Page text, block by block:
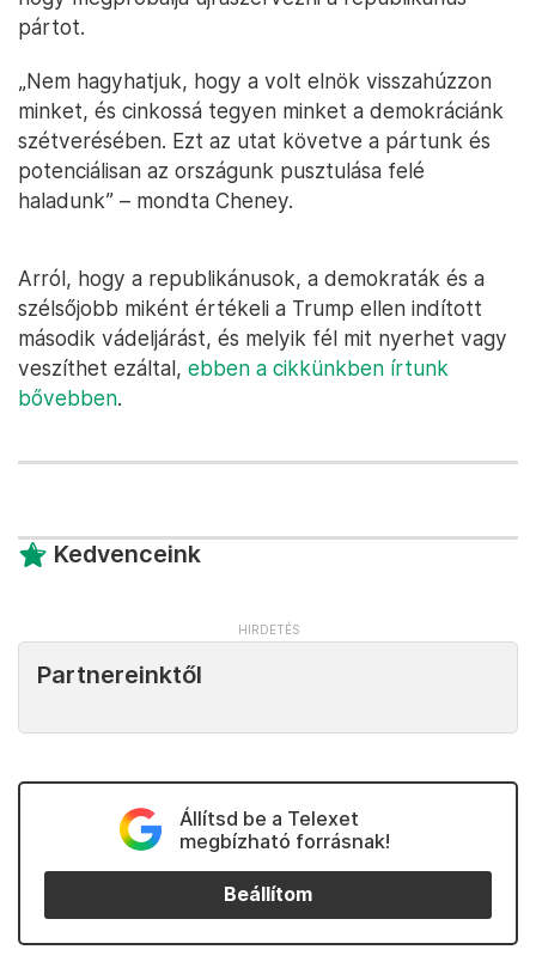
pártot.
„Nem hagyhatjuk, hogy a volt elnök visszahúzzon
minket, és cinkossá tegyen minket a demokráciánk
szétverésében. Ezt az utat követve a pártunk és
potenciálisan az országunk pusztulása felé
haladunk” – mondta Cheney.
Arról, hogy a republikánusok, a demokraták és a
szélsőjobb miként értékeli a Trump ellen indított
második vádeljárást, és melyik fél mit nyerhet vagy
veszíthet ezáltal, ebben a cikkünkben írtunk
bővebben.
Kedvenceink
Partnereinktől
Állítsd be a Telexet
megbízható forrásnak!
Beállítom